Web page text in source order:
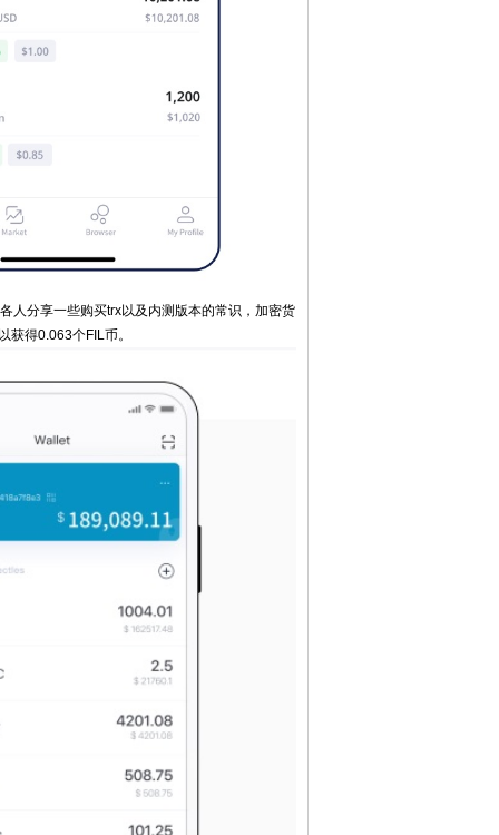
人分享一些购买trx以及内测版本的常识，加密货
获得0.063个FIL币。